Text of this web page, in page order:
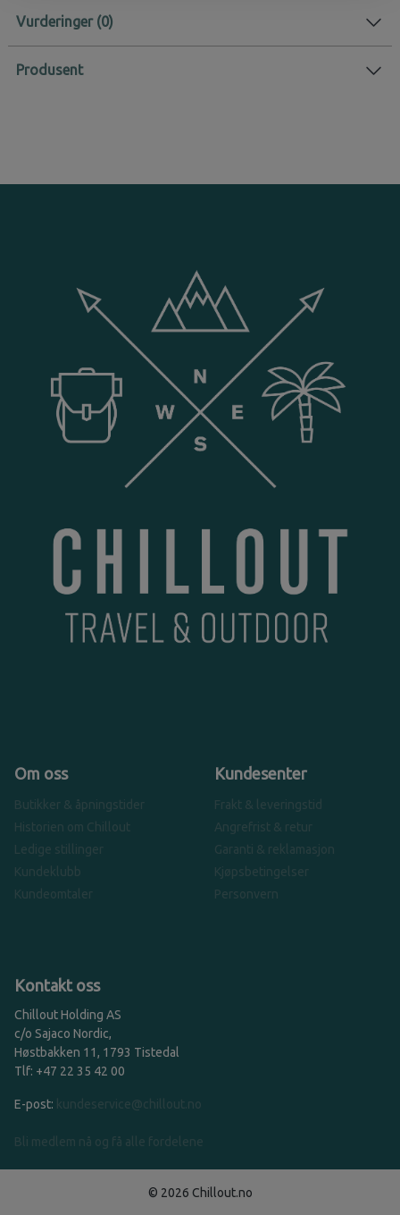
Vurderinger
Produsent
Om oss
Butikker & åpningstider
Historien om Chillout
Ledige stillinger
Kundeklubb
Kundeomtaler
Kundesenter
Frakt & leveringstid
Angrefrist & retur
Garanti & reklamasjon
Kjøpsbetingelser
Personvern
Kontakt oss
Chillout Holding AS
c/o Sajaco Nordic,
Høstbakken 11, 1793 Tistedal
Tlf: +47 22 35 42 00
E-post: kundeservice@chillout.no
Bli medlem nå og få alle fordelene
© 2026 Chillout.no